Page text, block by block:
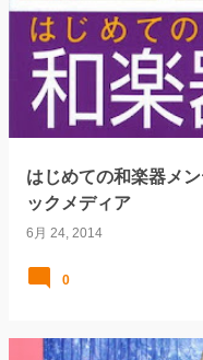
はじめての和楽器メ
ックメディア
6月 24, 2014
0